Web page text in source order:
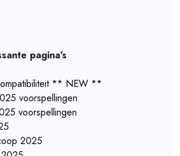
pagina's
** NEW **
voorspellingen
voorspellingen
2025